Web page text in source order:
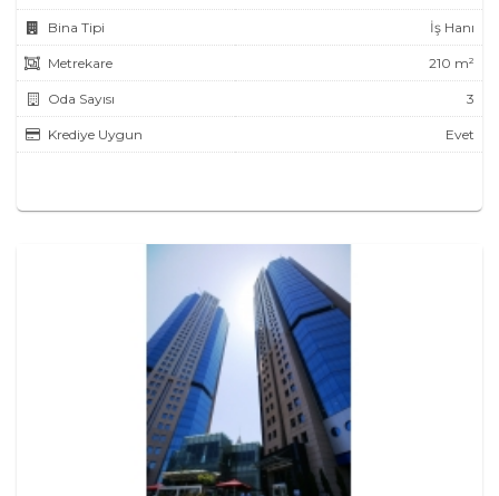
Bina Tipi İş Hanı
Metrekare 210 m²
Oda Sayısı 3
Krediye Uygun Evet